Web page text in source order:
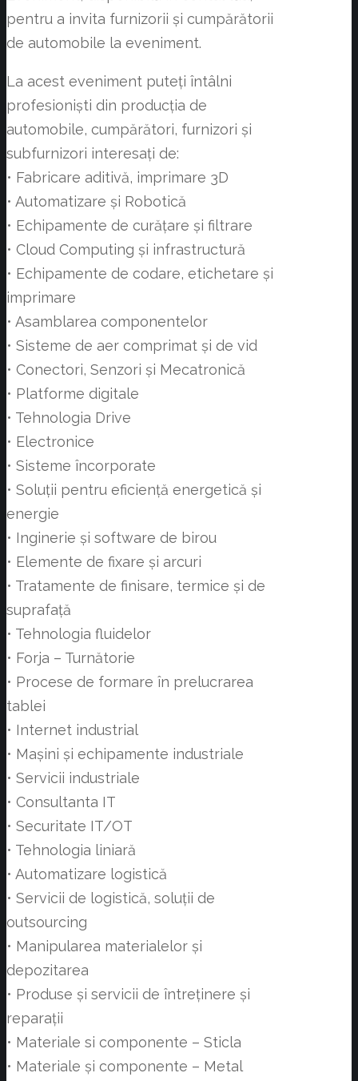
pentru a invita furnizorii și cumpărătorii
de automobile la eveniment.
La acest eveniment puteți întâlni
profesioniști din producția de
automobile, cumpărători, furnizori și
subfurnizori interesați de:
• Fabricare aditivă, imprimare 3D
• Automatizare și Robotică
• Echipamente de curățare și filtrare
• Cloud Computing și infrastructură
• Echipamente de codare, etichetare și
imprimare
• Asamblarea componentelor
• Sisteme de aer comprimat și de vid
• Conectori, Senzori și Mecatronică
• Platforme digitale
• Tehnologia Drive
• Electronice
• Sisteme încorporate
• Soluții pentru eficiență energetică și
energie
• Inginerie și software de birou
• Elemente de fixare și arcuri
• Tratamente de finisare, termice și de
suprafață
• Tehnologia fluidelor
• Forja – Turnătorie
• Procese de formare în prelucrarea
tablei
• Internet industrial
• Mașini și echipamente industriale
• Servicii industriale
• Consultanta IT
• Securitate IT/OT
• Tehnologia liniară
• Automatizare logistică
• Servicii de logistică, soluții de
outsourcing
• Manipularea materialelor și
depozitarea
• Produse și servicii de întreținere și
reparații
• Materiale si componente – Sticla
• Materiale și componente – Metal